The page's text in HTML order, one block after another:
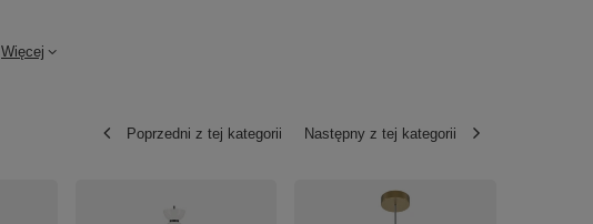
Więcej
Poprzedni z tej kategorii Następny z tej kategorii